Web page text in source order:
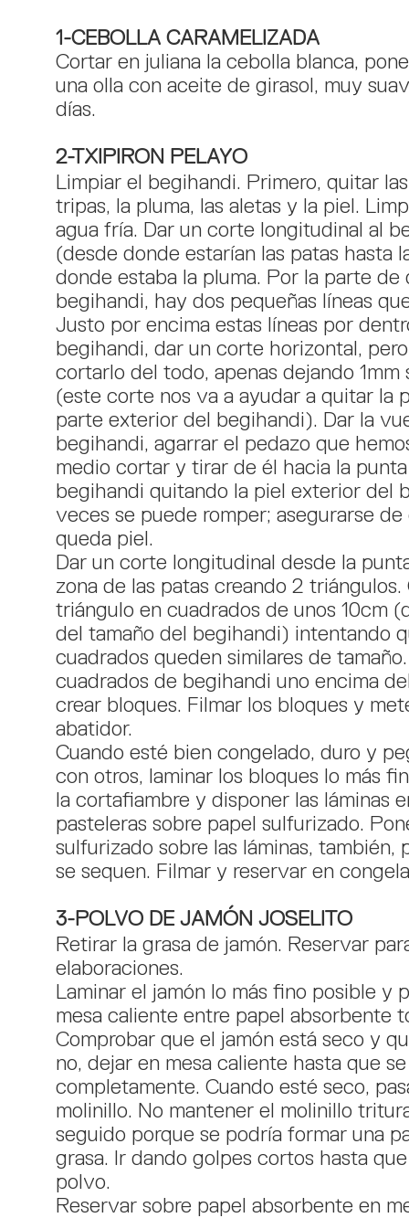
1-CEBOLLA CARAMELIZADA
Cortar en juliana la cebolla blanca,
una olla con aceite de girasol, muy
días.
2-TXIPIRON PELAYO
Limpiar el begihandi. Primero, quitar
tripas, la pluma, las aletas y la piel.
agua fría. Dar un corte longitudinal al
(desde donde estarían las patas hasta
donde estaba la pluma. Por la parte de
begihandi, hay dos pequeñas líneas
Justo por encima estas líneas por
begihandi, dar un corte horizontal,
cortarlo del todo, apenas dejando 1mm
(este corte nos va a ayudar a quitar la
parte exterior del begihandi). Dar la
begihandi, agarrar el pedazo que
medio cortar y tirar de él hacia la
begihandi quitando la piel exterior del
veces se puede romper; asegurarse de
queda piel.
Dar un corte longitudinal desde la
zona de las patas creando 2
triángulo en cuadrados de unos 10cm
del tamaño del begihandi) intentando
cuadrados queden similares de
cuadrados de begihandi uno encima
crear bloques. Filmar los bloques y
abatidor.
Cuando esté bien congelado, duro y
con otros, laminar los bloques lo más
la cortafiambre y disponer las láminas
pasteleras sobre papel sulfurizado.
sulfurizado sobre las láminas, también,
se sequen. Filmar y reservar en
3-POLVO DE JAMÓN JOSELITO
Retirar la grasa de jamón. Reservar
elaboraciones.
Laminar el jamón lo más fino posible y
mesa caliente entre papel absorbente
Comprobar que el jamón está seco y
no, dejar en mesa caliente hasta que
completamente. Cuando esté seco,
molinillo. No mantener el molinillo
seguido porque se podría formar una
grasa. Ir dando golpes cortos hasta
polvo.
Reservar sobre papel absorbente en